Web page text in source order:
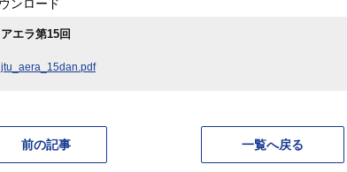
アエラ第15回
jtu_aera_15dan.pdf
前の記事 一覧へ戻る